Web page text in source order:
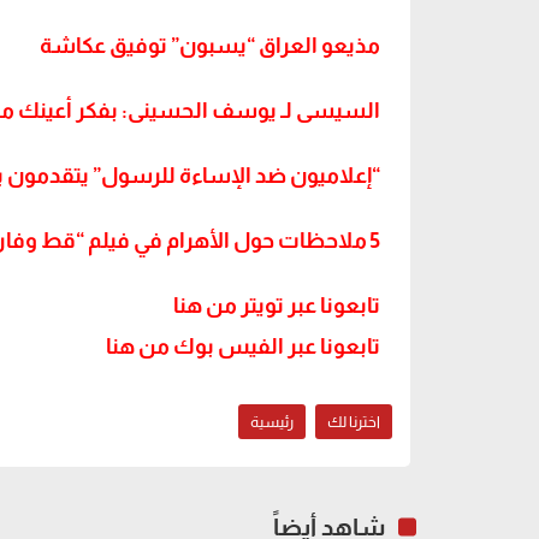
مذيعو العراق “يسبون” توفيق عكاشة
السيسى لـ يوسف الحسينى: بفكر أعينك
“إعلاميون ضد الإساءة للرسول” يتقدمون
تابعونا عبر تويتر من هنا
تابعونا عبر الفيس بوك من هنا
اخترنا لك رئيسية
شاهد أيضاً